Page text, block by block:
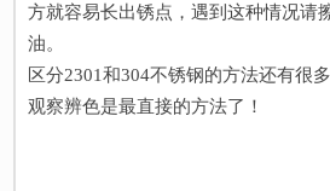
方就容易长出锈点，遇到这种情况请
油。
区分2301和304不锈钢的方法还有很
观察辨色是最直接的方法了！